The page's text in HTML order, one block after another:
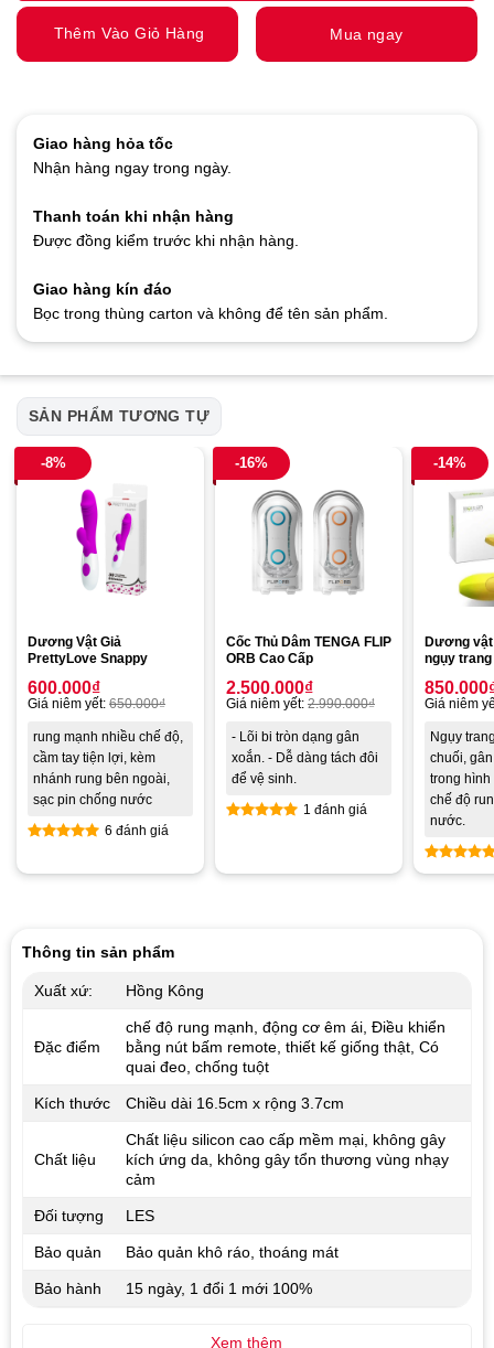
Thêm Vào Giỏ Hàng Mua ngay
Giao hàng hỏa tốc
Nhận hàng ngay trong ngày.
Thanh toán khi nhận hàng
Được đồng kiểm trước khi nhận hàng.
Giao hàng kín đáo
Bọc trong thùng carton và không để tên sản phẩm.
SẢN PHẨM TƯƠNG TỰ
-8%
Dương Vật Giả
PrettyLove Snappy
hạng4.67
600.000₫
Giá niêm yết: 650.000₫
rung mạnh nhiều chế độ,
cầm tay tiện lợi, kèm
nhánh rung bên ngoài,
sạc pin chống nước
6 đánh giá
-16%
Cốc Thủ Dâm TENGA FLIP
ORB Cao Cấp
5 sao
2.500.000₫
Giá niêm yết: 2.990.000₫
- Lõi bi tròn dạng gân
xoắn. - Dễ dàng tách đôi
để vệ sinh.
1 đánh giá
-14%
Dương vật
ngụy
Được
850.000
Giá niêm
Ngụy
chuối,
trong
chế độ
nước.
Thông tin sản phẩm
Xuất xứ: Hồng Kông
Đặc điểm
chế độ rung mạnh, động cơ êm ái, Điều khiển
bằng nút bấm remote, thiết kế giống thật, Có
quai đeo, chống tuột
Kích thước Chiều dài 16.5cm x rộng 3.7cm
Chất liệu
Chất liệu silicon cao cấp mềm mại, không gây
kích ứng da, không gây tổn thương vùng nhạy
cảm
Đối tượng LES
Bảo quản Bảo quản khô ráo, thoáng mát
Bảo hành 15 ngày, 1 đổi 1 mới 100%
Xem thêm